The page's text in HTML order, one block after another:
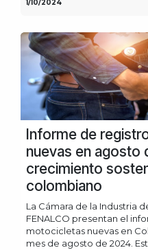
1/10/2024
Informe de
nuevas en agosto
crecimiento
colombiano
La Cámara de la Industria
FENALCO presentan el
motocicletas nuevas en
mes de agosto de 2024.